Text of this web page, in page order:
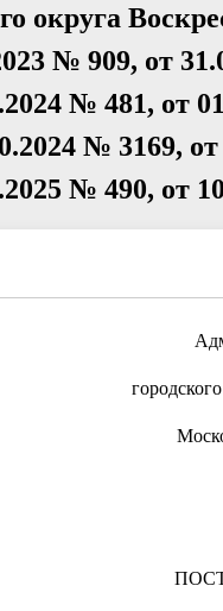
округа
№ 909, от
№ 481, от
№ 3169,
№ 490, от